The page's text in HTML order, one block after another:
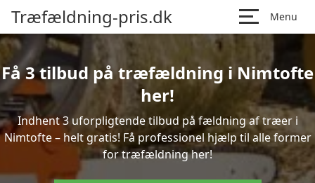
Træfældning-pris.dk Menu
Få 3 tilbud på træfældning i Nimtofte
her!
Indhent 3 uforpligtende tilbud på fældning af træer i
Nimtofte – helt gratis! Få professionel hjælp til alle former
for træfældning her!